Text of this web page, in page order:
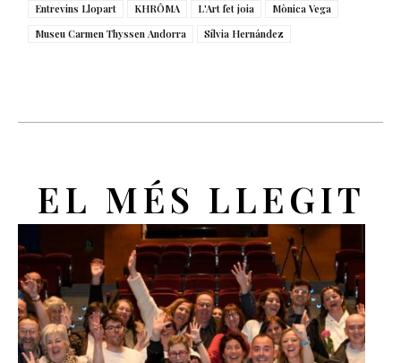
Entrevins Llopart
KHRÔMA L'Art fet joia
Mònica Vega
Museu Carmen Thyssen Andorra
Sílvia Hernández
EL MÉS LLEGIT